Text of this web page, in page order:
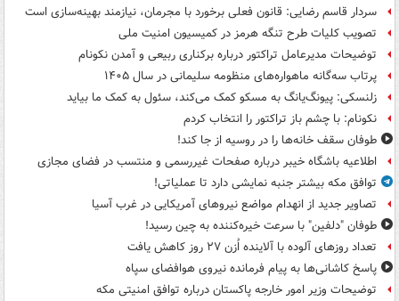
سردار قاسم رضایی: قانون فعلی برخورد با مجرمان، نیازمند بهینه‌سازی است
تصویب کلیات طرح تنگه هرمز در کمیسیون امنیت ملی
توضیحات مدیرعامل تراکتور درباره برکناری ربیعی و آمدن نکونام
پرتاب سه‌گانه ماهواره‌های منظومه سلیمانی در سال ۱۴۰۵
زلنسکی: پیونگ‌یانگ به مسکو کمک می‌کند، سئول به کمک ما بیاید
نکونام: با چشم باز تراکتور را انتخاب کردم
طوفان سقف خانه‌ها را در روسیه از جا ‌کند!
اطلاعیه باشگاه خیبر درباره صفحات غیررسمی و منتسب در فضای مجازی
توافق مکه بیشتر جنبه نمایشی دارد تا عملیاتی!
تصاویر جدید از انهدام مواضع نیروهای آمریکایی در غرب آسیا
طوفان "دلفین" با سرعت خیره‌کننده به چین رسید!
تعداد روزهای آلوده با آلاینده اُزن ۲۷ روز کاهش یافت
پاسخ کاشانی‌ها به پیام فرمانده نیروی هوافضای سپاه
توضیحات وزیر امور خارجه پاکستان درباره توافق امنیتی مکه